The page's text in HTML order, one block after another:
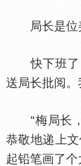
局长是位
快下班了
送局长批阅。
“梅局长，
恭敬地递上
起铅笔画了个